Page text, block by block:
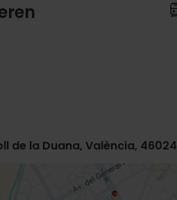
de la Duana, València, 46024